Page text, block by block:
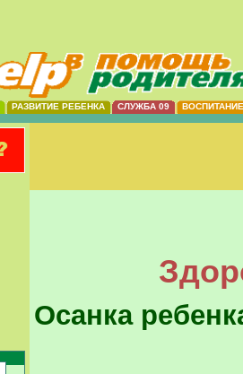
РАЗВИТИЕ РЕБЕНКА СЛУЖБА 09 ВОСПИТАНИЕ
Осанка